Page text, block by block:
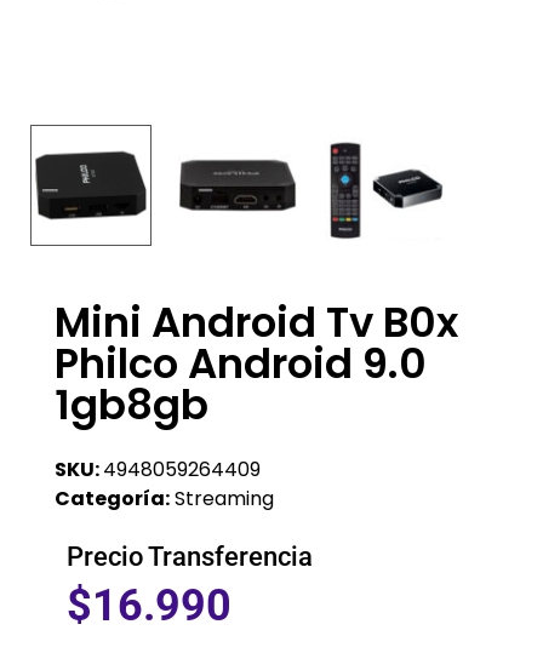
Mini Android Tv B0x
Philco Android 9.0
1gb8gb
SKU:4948059264409
Categoría:Streaming
Precio Transferencia
$16.990